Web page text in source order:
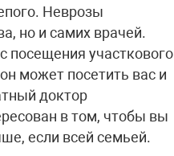
Неврозы
но и самих врачей.
посещения участкового
может посетить вас и
доктор
в том, чтобы вы
если всей семьей.